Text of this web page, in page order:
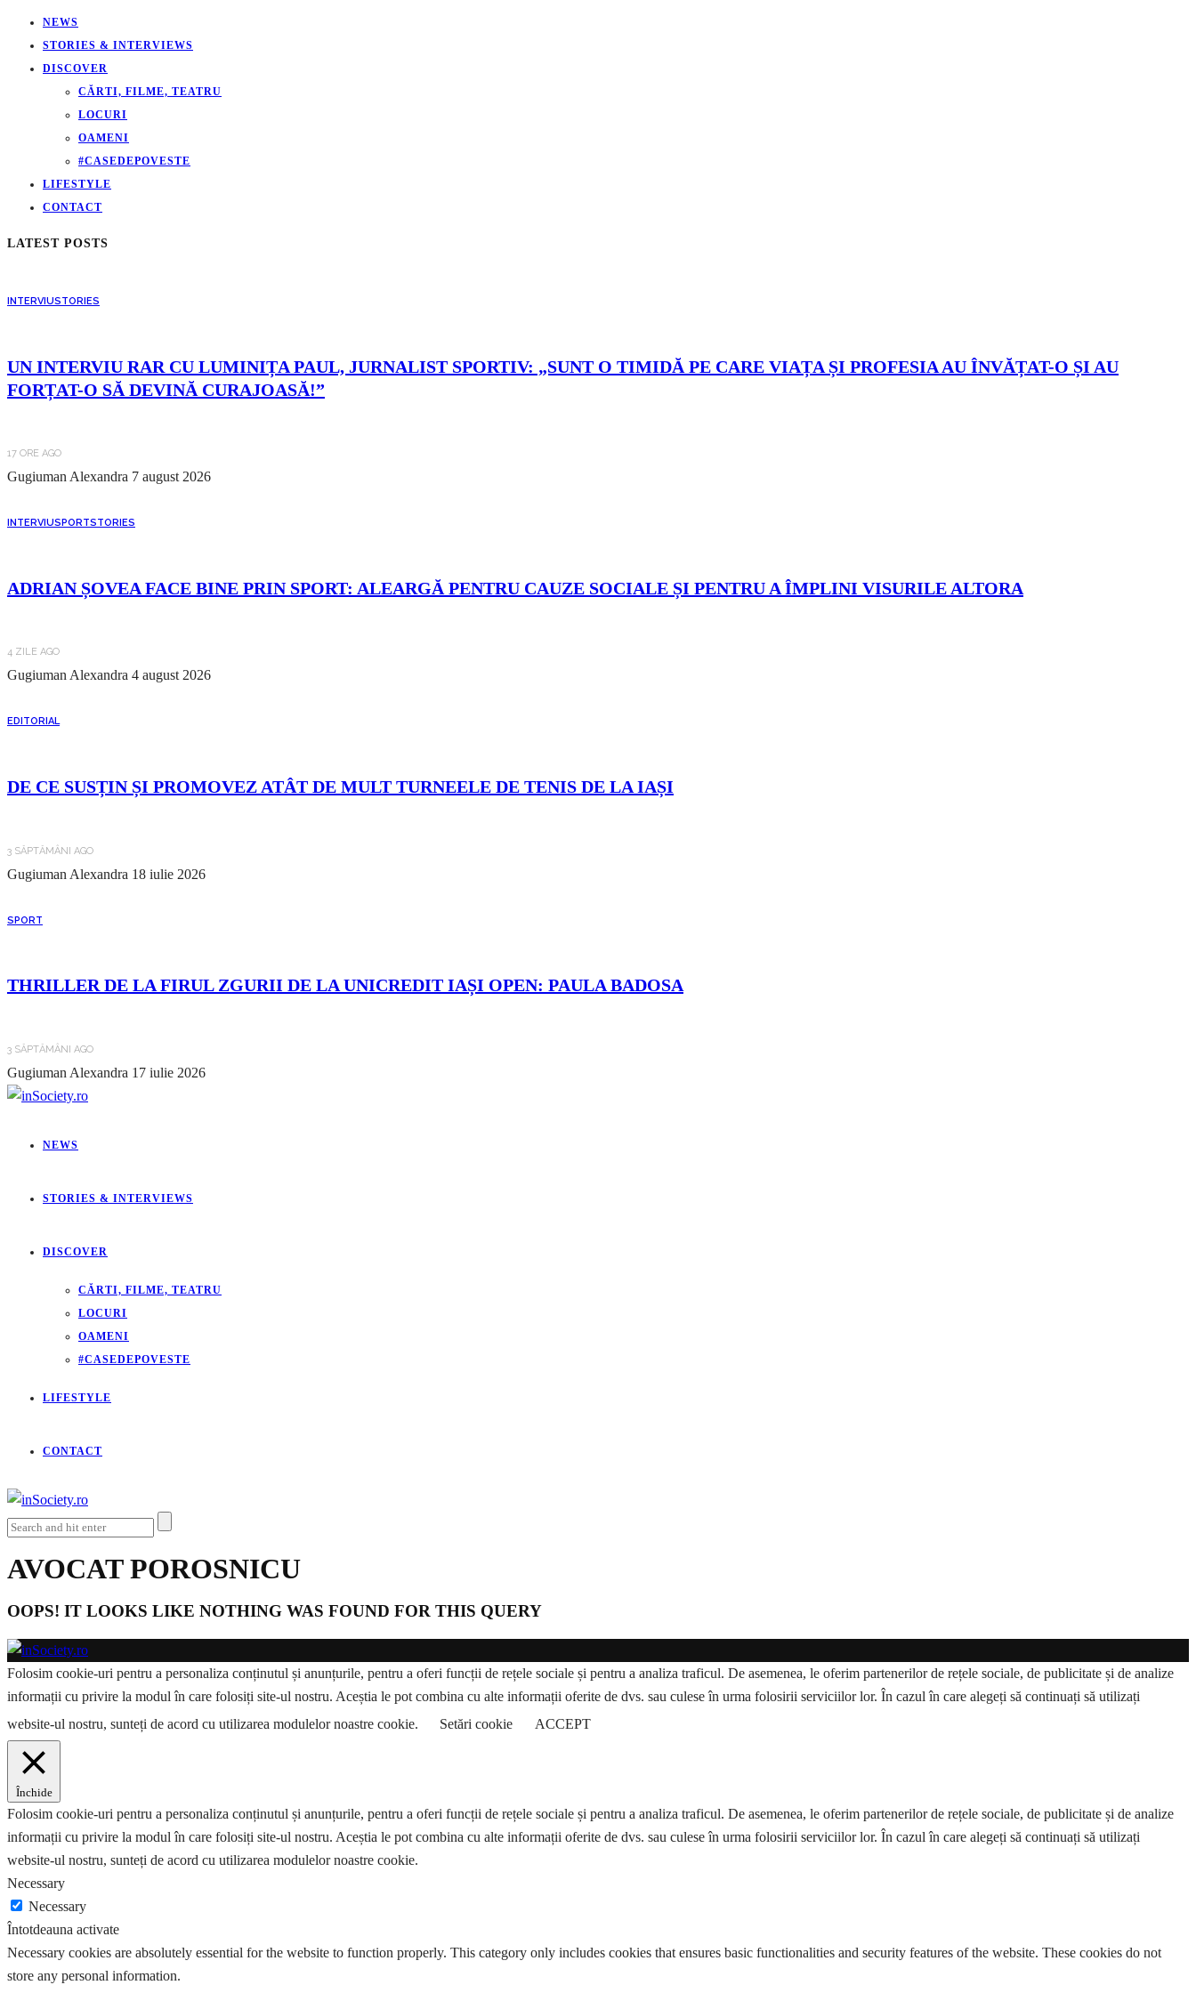
NEWS
STORIES & INTERVIEWS
DISCOVER
CĂRTI, FILME, TEATRU
LOCURI
OAMENI
#CASEDEPOVESTE
LIFESTYLE
CONTACT
LATEST POSTS
INTERVIUSTORIES
UN INTERVIU RAR CU LUMINIȚA PAUL, JURNALIST SPORTIV: „SUNT O TIMIDĂ PE CARE VIAȚA ȘI PROFESIA AU ÎNVĂȚAT-O ȘI AU
FORȚAT-O SĂ DEVINĂ CURAJOASĂ!”
17 ORE AGO
Gugiuman Alexandra 7 august 2026
INTERVIUSPORTSTORIES
ADRIAN ȘOVEA FACE BINE PRIN SPORT: ALEARGĂ PENTRU CAUZE SOCIALE ȘI PENTRU A ÎMPLINI VISURILE ALTORA
4 ZILE AGO
Gugiuman Alexandra 4 august 2026
EDITORIAL
DE CE SUSȚIN ȘI PROMOVEZ ATÂT DE MULT TURNEELE DE TENIS DE LA IAȘI
3 SĂPTĂMÂNI AGO
Gugiuman Alexandra 18 iulie 2026
SPORT
THRILLER DE LA FIRUL ZGURII DE LA UNICREDIT IAȘI OPEN: PAULA BADOSA
3 SĂPTĂMÂNI AGO
Gugiuman Alexandra 17 iulie 2026
NEWS
STORIES & INTERVIEWS
DISCOVER
CĂRTI, FILME, TEATRU
LOCURI
OAMENI
#CASEDEPOVESTE
LIFESTYLE
CONTACT
AVOCAT POROSNICU
OOPS! IT LOOKS LIKE NOTHING WAS FOUND FOR THIS QUERY
Folosim cookie-uri pentru a personaliza conținutul și anunțurile, pentru a oferi funcții de rețele sociale și pentru a analiza traficul. De asemenea, le oferim partenerilor de rețele sociale, de publicitate și de analize
informații cu privire la modul în care folosiți site-ul nostru. Aceștia le pot combina cu alte informații oferite de dvs. sau culese în urma folosirii serviciilor lor. În cazul în care alegeți să continuați să utilizați
website-ul nostru, sunteți de acord cu utilizarea modulelor noastre cookie.
Setări cookie ACCEPT
Închide
Folosim cookie-uri pentru a personaliza conținutul și anunțurile, pentru a oferi funcții de rețele sociale și pentru a analiza traficul. De asemenea, le oferim partenerilor de rețele sociale, de publicitate și de analize
informații cu privire la modul în care folosiți site-ul nostru. Aceștia le pot combina cu alte informații oferite de dvs. sau culese în urma folosirii serviciilor lor. În cazul în care alegeți să continuați să utilizați
website-ul nostru, sunteți de acord cu utilizarea modulelor noastre cookie.
Necessary
Necessary
Întotdeauna activate
Necessary cookies are absolutely essential for the website to function properly. This category only includes cookies that ensures basic functionalities and security features of the website. These cookies do not
store any personal information.